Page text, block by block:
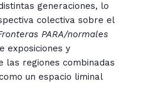
generaciones, lo
colectiva sobre el
PARA/normales
exposiciones y
las regiones combinadas
un espacio liminal